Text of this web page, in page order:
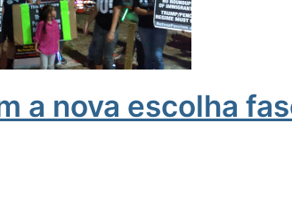
a nova escolha